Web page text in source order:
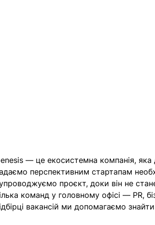
— це екосистемна компанія,
перспективним стартапам
проєкт, доки він не
команд у головному офісі — PR,
вакансій ми допомагаємо